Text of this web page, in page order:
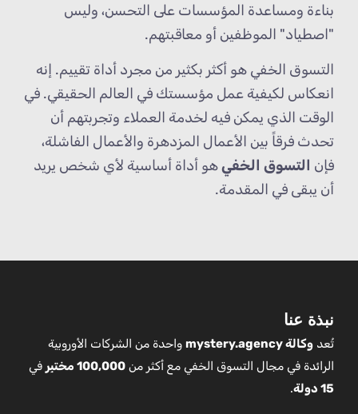
بناءة ومساعدة المؤسسات على التحسن، وليس
"اصطياد" الموظفين أو معاقبتهم.
التسوق الخفي هو أكثر بكثير من مجرد أداة تقييم. إنه
انعكاس لكيفية عمل مؤسستك في العالم الحقيقي. في
الوقت الذي يمكن فيه لخدمة العملاء وتجربتهم أن
تحدث فرقاً بين الأعمال المزدهرة والأعمال الفاشلة،
فإن التسوق الخفيهو أداة أساسية لأي شخص يريد
أن يبقى في المقدمة.
نبذة عنا
تُعد وكالة mystery.agency
واحدة من الشركات الأوروبية
الرائدة في مجال التسوق الخفي مع أكثر من 100,000 مختبِر
في
15 دولة
.